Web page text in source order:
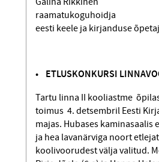
raamatukoguhoidja
eesti keele ja kirjanduse
• ETLUSKONKURSI
Tartu linna II kooliastme
toimus 4. detsembril Eesti
majas. Hubases kaminasaalis
ja hea lavanärviga noort
koolivoorudest välja valitud.